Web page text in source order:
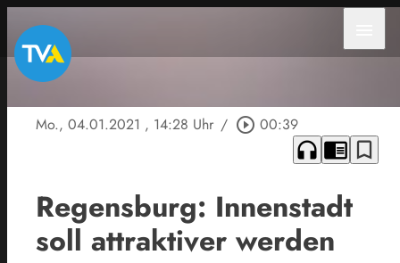
Mo., 04.01.2021 , 14:28 Uhr / play_circle_outline 00:39
headphones chrome_reader_mode bookmark_border
Regensburg: Innenstadt
soll attraktiver werden